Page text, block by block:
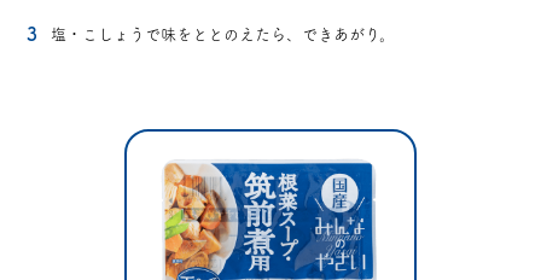
塩・こしょうで味をととのえたら、できあがり。